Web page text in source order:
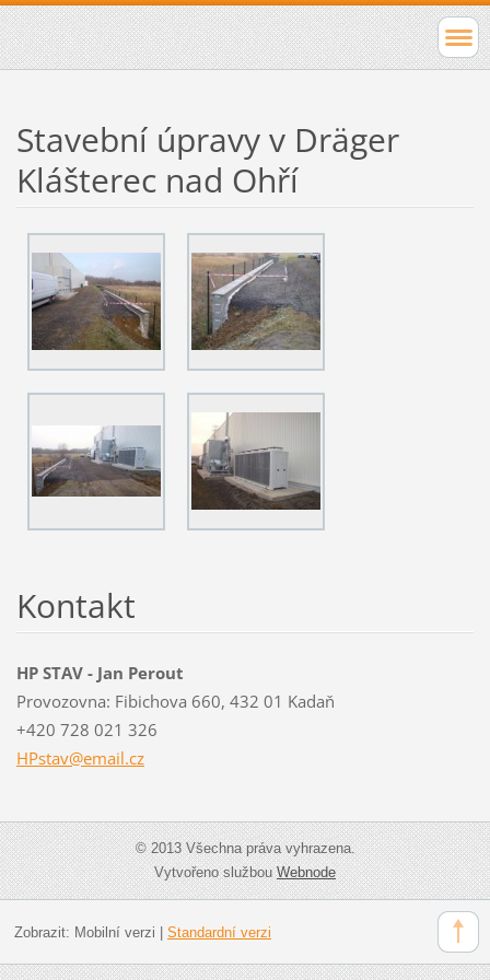
Stavební úpravy v Dräger
Klášterec nad Ohří
Kontakt
HP STAV - Jan Perout
Provozovna: Fibichova 660, 432 01 Kadaň
+420 728 021 326
HPstav@email.cz
© 2013 Všechna práva vyhrazena.
Vytvořeno službouWebnode
Zobrazit: Mobilní verzi Standardní verzi